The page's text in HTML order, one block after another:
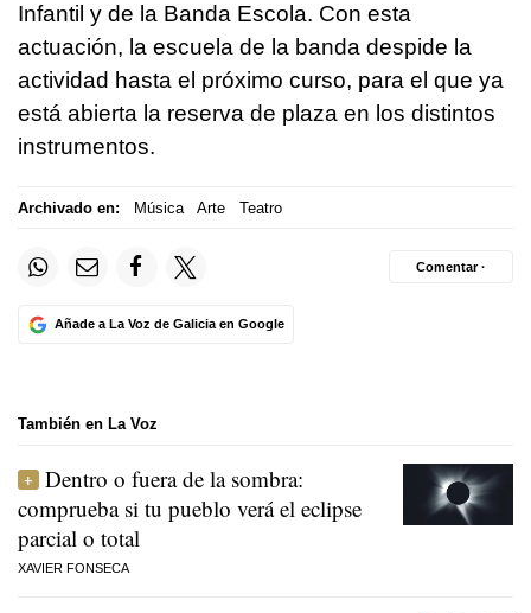
Infantil y de la Banda Escola. Con esta
actuación, la escuela de la banda despide la
actividad hasta el próximo curso, para el que ya
está abierta la reserva de plaza en los distintos
instrumentos.
Archivado en: Música Arte Teatro
Añade a La Voz de Galicia en Google
Comentar ·
También en La Voz
Dentro o fuera de la sombra:
comprueba si tu pueblo verá el eclipse
parcial o total
XAVIER FONSECA